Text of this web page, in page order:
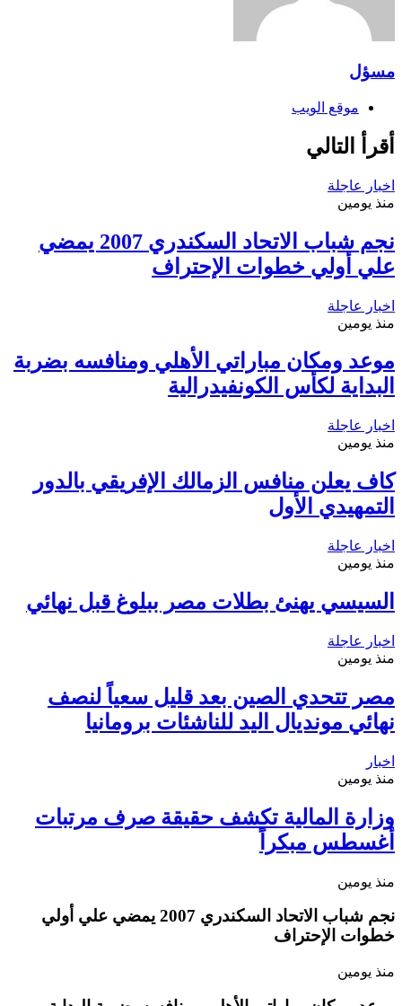
مسؤل
موقع الويب
أقرأ التالي
اخبار عاجلة
منذ يومين
نجم شباب الاتحاد السكندري 2007 يمضي
علي أولي خطوات الإحتراف
اخبار عاجلة
منذ يومين
موعد ومكان مباراتي الأهلي ومنافسه بضربة
البداية لكأس الكونفيدرالية
اخبار عاجلة
منذ يومين
كاف يعلن منافس الزمالك الإفريقي بالدور
التمهيدي الأول
اخبار عاجلة
منذ يومين
السيسي يهنئ بطلات مصر ببلوغ قبل نهائي
اخبار عاجلة
منذ يومين
مصر تتحدي الصين بعد قليل سعياً لنصف
نهائي مونديال اليد للناشئات برومانيا
اخبار
منذ يومين
وزارة المالية تكشف حقيقة صرف مرتبات
أغسطس مبكراً
منذ يومين
نجم شباب الاتحاد السكندري 2007 يمضي علي أولي
خطوات الإحتراف
منذ يومين